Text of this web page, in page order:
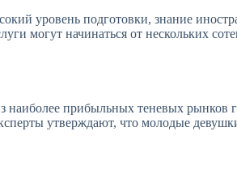
уровень подготовки, знание
могут начинаться от нескольких
прибыльных теневых рынков
утверждают, что молодые